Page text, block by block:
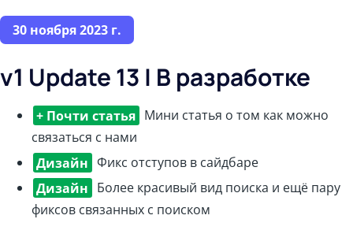
30 ноября 2023 г.
v1 Update 13 | В разработке
+ Почти статья Мини статья о том как можно
связаться с нами
Дизайн Фикс отступов в сайдбаре
Дизайн Более красивый вид поиска и ещё пару
фиксов связанных с поиском